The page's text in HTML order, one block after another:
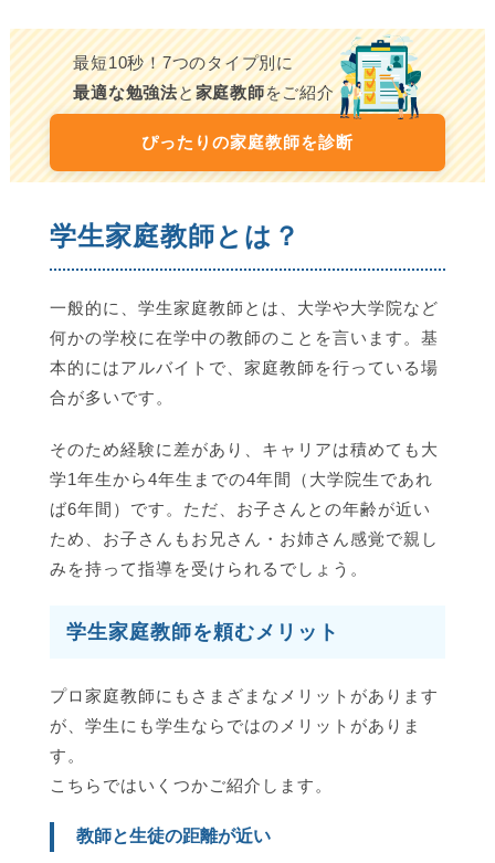
最短10秒！7つのタイプ別に
最適な勉強法と家庭教師をご紹介
ぴったりの家庭教師を診断
学生家庭教師とは？
一般的に、学生家庭教師とは、大学や大学院など
何かの学校に在学中の教師のことを言います。基
本的にはアルバイトで、家庭教師を行っている場
合が多いです。
そのため経験に差があり、キャリアは積めても大
学1年生から4年生までの4年間（大学院生であれ
ば6年間）です。ただ、お子さんとの年齢が近い
ため、お子さんもお兄さん・お姉さん感覚で親し
みを持って指導を受けられるでしょう。
学生家庭教師を頼むメリット
プロ家庭教師にもさまざまなメリットがあります
が、学生にも学生ならではのメリットがありま
す。
こちらではいくつかご紹介します。
教師と生徒の距離が近い